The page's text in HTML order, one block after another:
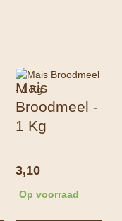
Mais
Broodmeel -
1 Kg
3,10
Op voorraad